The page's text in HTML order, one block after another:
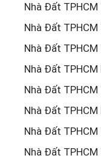
Nhà Đất
Nhà Đất
Nhà Đất
Nhà Đất
Nhà Đất
Nhà Đất
Nhà Đất
Nhà Đất